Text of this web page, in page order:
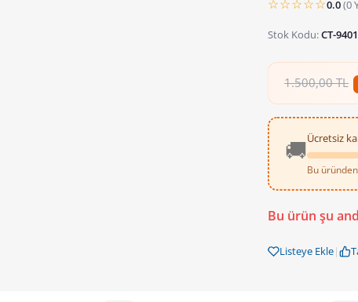
☆☆☆☆☆0.0(0
Stok Kodu:CT-9401
1.500,00 TL
🚚Ücretsiz
Bu üründen
Bu ürün şu
Listeye Ekle|